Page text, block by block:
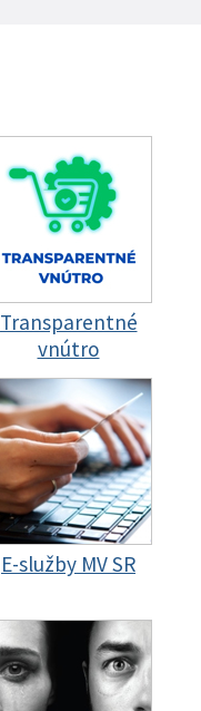
Transparentné
vnútro
E-služby MV SR